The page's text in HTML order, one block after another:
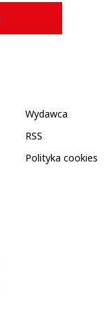
Wydawca
RSS
Polityka cookies